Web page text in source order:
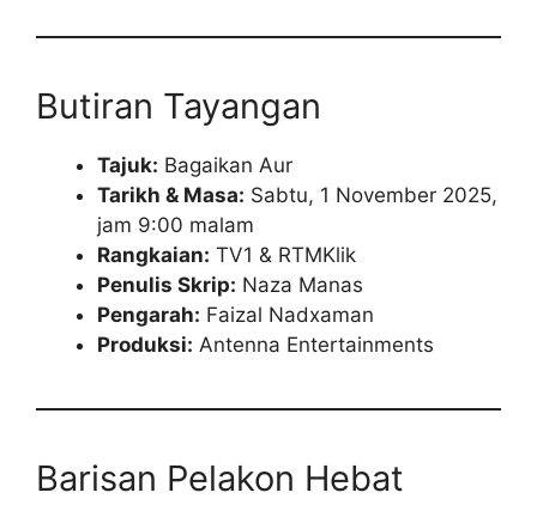
Butiran Tayangan
Tajuk: Bagaikan Aur
Tarikh & Masa: Sabtu, 1 November 2025,
jam 9:00 malam
Rangkaian: TV1 & RTMKlik
Penulis Skrip: Naza Manas
Pengarah: Faizal Nadxaman
Produksi: Antenna Entertainments
Barisan Pelakon Hebat